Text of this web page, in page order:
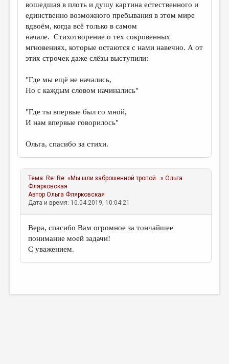
вошедшая в плоть и душу картина естественного и
единственно возможного пребывания в этом мире
вдвоём, когда всё только в самом
начале. Стихотворение о тех сокровенных
мгновениях, которые остаются с нами навечно. А от
этих строчек даже слёзы выступили:
"Где мы ещё не начались,
Но с каждым словом начинались"
"Где ты впервые был со мной,
И нам впервые говорилось"
Ольга, спасибо за стихи.
Тема: Re: Re: «Мы шли заброшенной тропой...» Ольга
Флярковская
АвторОльга Флярковская
Дата и время: 10.04.2019, 10:04:21
Вера, спасибо Вам огромное за тончайшее
понимание моей задачи!
С уважением.